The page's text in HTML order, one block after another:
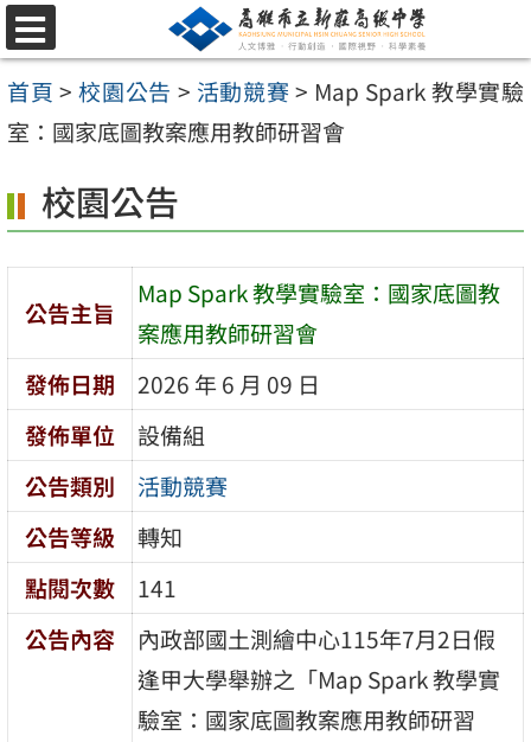
跳
至
主
要
容
區
選
單
首頁 >校園公告 > 活動競賽 > Map Spark 教學實驗
室：國家底圖教案應用教師研習會
校園公告
公告主旨
Map Spark 教學實驗室：國家底圖教
案應用教師研習會
發佈日期
2026 年 6 月 09 日
發佈單位
設備組
公告類別
活動競賽
公告等級
轉知
點閱次數
141
公告內容
內政部國土測繪中心115年7月2日假
逢甲大學舉辦之「Map Spark 教學實
驗室：國家底圖教案應用教師研習